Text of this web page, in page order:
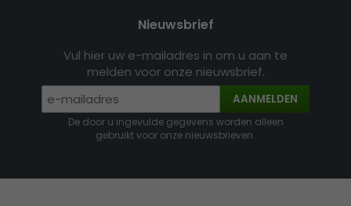
Nieuwsbrief
Vul hier uw e-mailadres in om u aan te
melden voor onze nieuwsbrief.
AANMELDEN
De door u ingevulde gegevens worden alleen
gebruikt voor onze nieuwsbrieven.